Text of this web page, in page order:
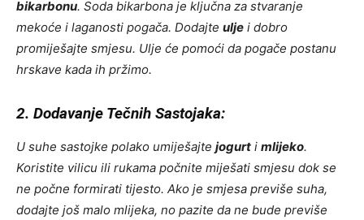
bikarbonu. Soda bikarbona je ključna za stvaranje
mekoće i laganosti pogača. Dodajte ulje i dobro
promiješajte smjesu. Ulje će pomoći da pogače postanu
hrskave kada ih pržimo.
2. Dodavanje Tečnih Sastojaka:
U suhe sastojke polako umiješajte jogurt i mlijeko.
Koristite vilicu ili rukama počnite miješati smjesu dok se
ne počne formirati tijesto. Ako je smjesa previše suha,
dodajte još malo mlijeka, no pazite da ne bude previše